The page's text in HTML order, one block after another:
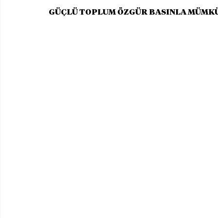
GÜÇLÜ TOPLUM ÖZGÜR BASINLA